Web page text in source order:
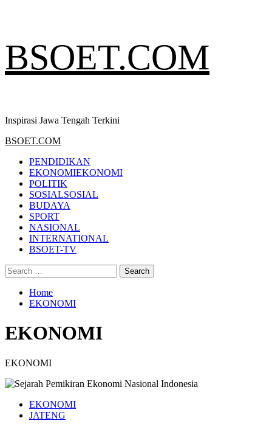
content
BSOET.COM
Inspirasi Jawa Tengah Terkini
Primary
BSOET.COM
PENDIDIKAN
EKONOMIEKONOMI
POLITIK
SOSIALSOSIAL
BUDAYA
SPORT
NASIONAL
INTERNATIONAL
BSOET-TV
Search
for:
Home
EKONOMI
EKONOMI
EKONOMI
EKONOMI
JATENG